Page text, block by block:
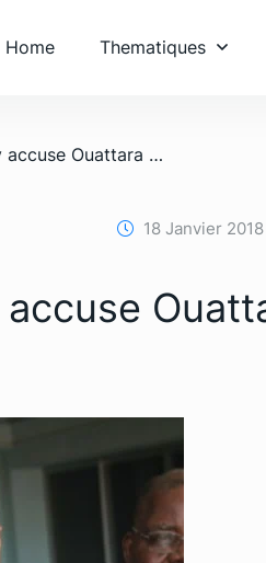
Home Thematiques
/ Mamadou Koulibaly accuse Ouattara de corruption
18 Janvier 2018